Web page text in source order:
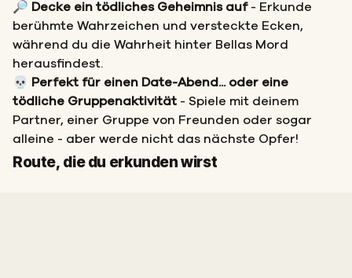
🔎 Decke ein tödliches Geheimnis auf- Erkunde
berühmte Wahrzeichen und versteckte Ecken,
während du die Wahrheit hinter Bellas Mord
herausfindest.
💀
Perfekt für einen Date-Abend... oder eine
tödliche Gruppenaktivität - Spiele mit deinem
Partner, einer Gruppe von Freunden oder sogar
alleine - aber werde nicht das nächste Opfer!
Route, die du erkunden wirst
Start
Ziel